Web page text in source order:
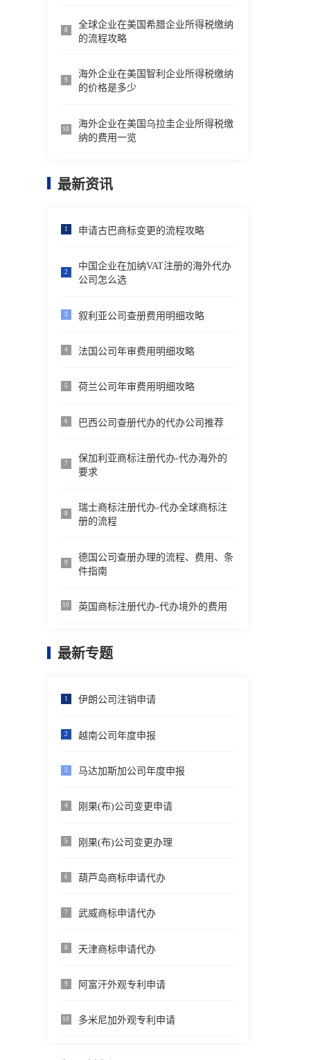
8
全球企业在美国希腊企业所得税缴纳
的流程攻略
9
海外企业在美国智利企业所得税缴纳
的价格是多少
10
海外企业在美国乌拉圭企业所得税缴
纳的费用一览
最新资讯
1 申请古巴商标变更的流程攻略
2
中国企业在加纳VAT注册的海外代办
公司怎么选
3 叙利亚公司查册费用明细攻略
4 法国公司年审费用明细攻略
5 荷兰公司年审费用明细攻略
6 巴西公司查册代办的代办公司推荐
7
保加利亚商标注册代办-代办海外的
要求
8
瑞士商标注册代办-代办全球商标注
册的流程
9
德国公司查册办理的流程、费用、条
件指南
10 英国商标注册代办-代办境外的费用
最新专题
1 伊朗公司注销申请
2 越南公司年度申报
3 马达加斯加公司年度申报
4 刚果(布)公司变更申请
5 刚果(布)公司变更办理
6 葫芦岛商标申请代办
7 武威商标申请代办
8 天津商标申请代办
9 阿富汗外观专利申请
10 多米尼加外观专利申请